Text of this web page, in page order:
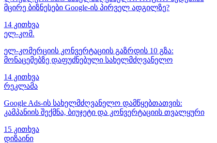
მცირე ბიზნესები Google-ის პირველ ადგილზე?
14 კითხვა
ელ-კომ.
ელ-კომერციის კონვერტაციის გაზრდის 10 გზა:
მონაცემებზე დაფუძნებული სახელმძღვანელო
14 კითხვა
რეკლამა
Google Ads-ის სახელმძღვანელო დამწყებთათვის:
კამპანიის შექმნა, ბიუჯეტი და კონვერტაციის თვალყური
15 კითხვა
დიზაინი